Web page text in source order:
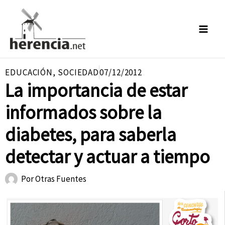
contenido
EDUCACIÓN, SOCIEDAD07/12/2012
La importancia de estar
informados sobre la
diabetes, para saberla
detectar y actuar a tiempo
PorOtras Fuentes